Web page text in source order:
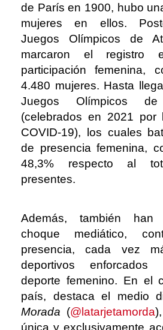
de París en 1900, hubo
mujeres en ellos.
Juegos Olímpicos de
marcaron el registro
participación femenina,
4.480 mujeres. Hasta
Juegos Olímpicos
(celebrados en 2021 por
COVID-19), los cuales
de presencia femenina,
48,3% respecto al
presentes.
Además, también han
choque mediático,
presencia, cada vez
deportivos enforcados
deporte femenino. En el
país, destaca el medio
Morada (@latarjetamorda
única y exclusivamente